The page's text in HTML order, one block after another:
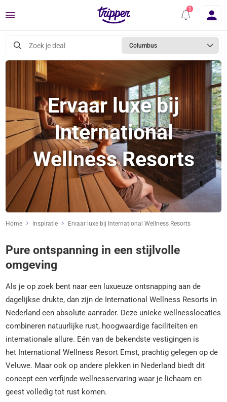
Menu
Zoek je deal Columbus
Ervaar luxe bij
International
Wellness Resorts
Home Inspiratie Ervaar luxe bij International Wellness Resorts
Pure ontspanning in een stijlvolle
omgeving
Als je op zoek bent naar een luxueuze ontsnapping aan de
dagelijkse drukte, dan zijn de International Wellness Resorts in
Nederland een absolute aanrader. Deze unieke wellnesslocaties
combineren natuurlijke rust, hoogwaardige faciliteiten en
internationale allure. Eén van de bekendste vestigingen is
het International Wellness Resort Emst, prachtig gelegen op de
Veluwe. Maar ook op andere plekken in Nederland biedt dit
concept een verfijnde wellnesservaring waar je lichaam en
geest volledig tot rust komen.